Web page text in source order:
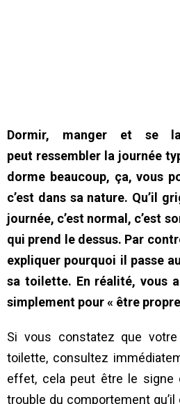
Dormir, manger et se
peut ressembler la journée
dorme beaucoup, ça, vous
c’est dans sa nature. Qu’il
journée, c’est normal, c’est
qui prend le dessus. Par
expliquer pourquoi il passe
sa toilette. En réalité, vous
simplement pour « être
Si vous constatez que
toilette, consultez
effet, cela peut être le signe
trouble du comportement